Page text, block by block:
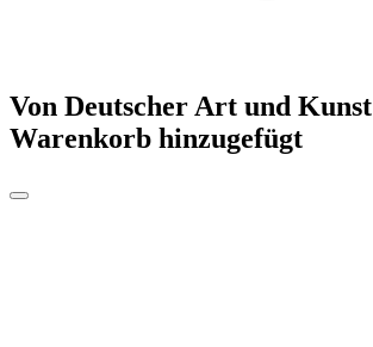
Von Deutscher Art und Kunst
Warenkorb hinzugefügt